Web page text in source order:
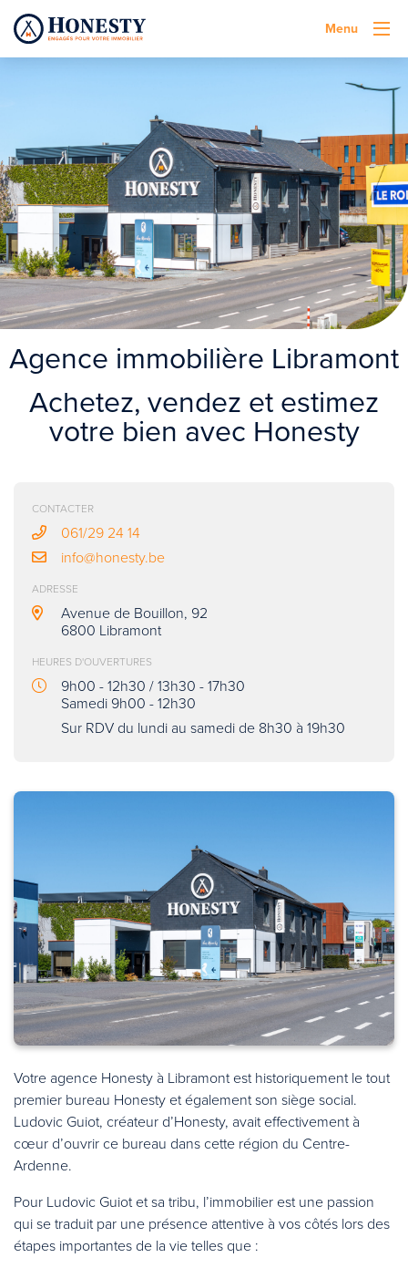
Menu
Agence immobilière Libramont
Achetez, vendez et estimez
votre bien avec Honesty
Votre agence Honesty à Libramont est historiquement le tout
premier bureau Honesty et également son siège social.
Ludovic Guiot, créateur d’Honesty, avait effectivement à
cœur d’ouvrir ce bureau dans cette région du Centre-
Ardenne.
Pour Ludovic Guiot et sa tribu, l’immobilier est une passion
qui se traduit par une présence attentive à vos côtés lors des
étapes importantes de la vie telles que :
CONTACTER
061/29 24 14
info@honesty.be
ADRESSE
Avenue de Bouillon, 92
6800 Libramont
HEURES D'OUVERTURES
9h00 - 12h30 / 13h30 - 17h30
Samedi 9h00 - 12h30
Sur RDV du lundi au samedi de 8h30 à 19h30